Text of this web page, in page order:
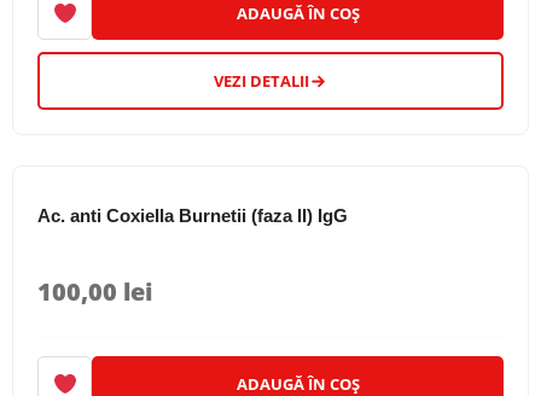
ADAUGĂ ÎN COȘ
VEZI DETALII
Ac. anti Coxiella Burnetii (faza II) IgG
100,00 lei
ADAUGĂ ÎN COȘ